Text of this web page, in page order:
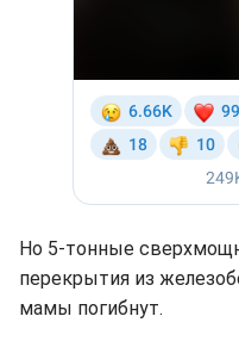
Но 5-тонные
перекрытия из
мамы погибнут.